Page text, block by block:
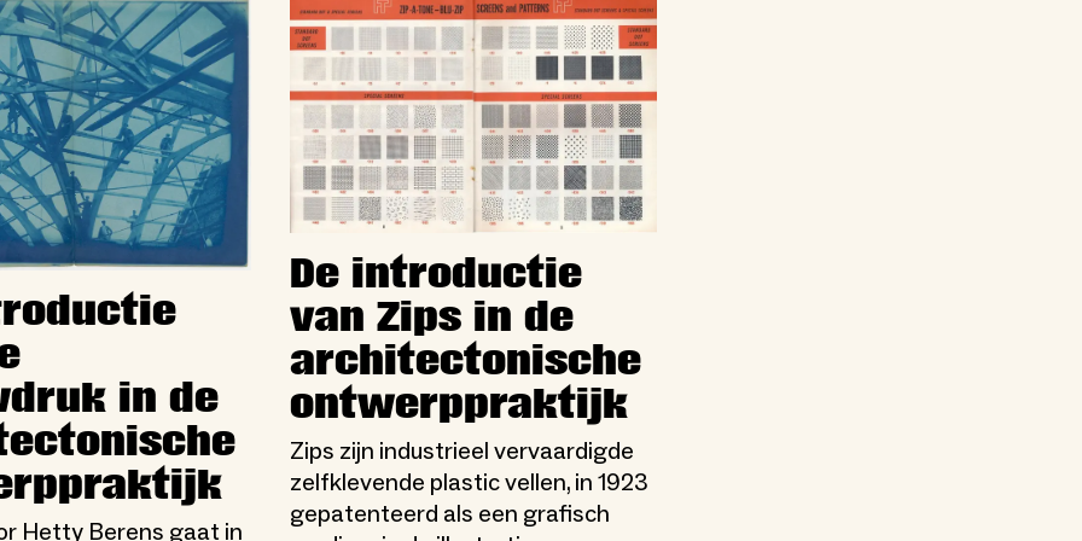
in de
Hetty Berens gaat in
De introductie
van Zips in de
architectonische
ontwerppraktijk
Zips zijn industrieel vervaardigde
zelfklevende plastic vellen, in 1923
gepatenteerd als een grafisch